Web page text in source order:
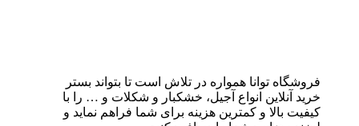
فروشگاه توانا همواره در تلاش است تا بتواند بستر
خرید آنلاین انواع آجیل، خشکبار و شکلات و … را با
کیفیت بالا و کمترین هزینه برای شما فراهم نماید و